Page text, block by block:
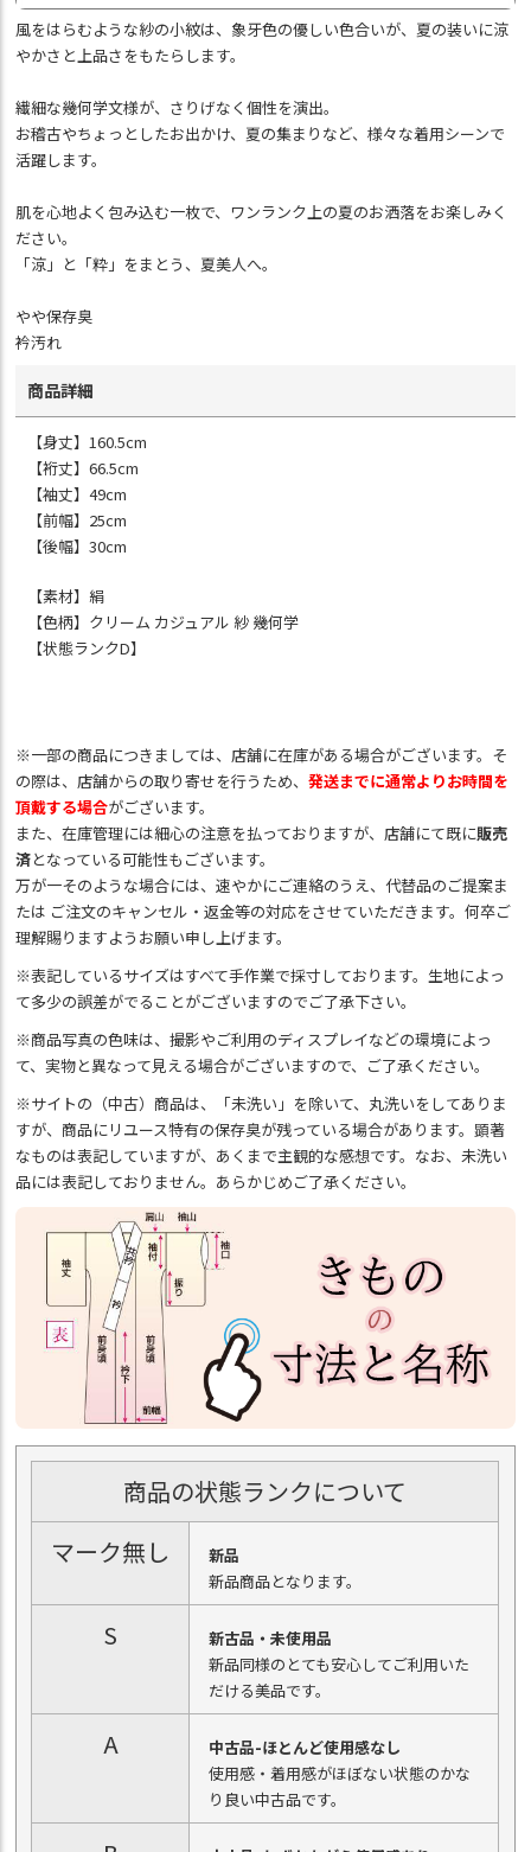
風をはらむような紗の小紋は、象牙色の優しい色合いが、夏の装いに涼
やかさと上品さをもたらします。
繊細な幾何学文様が、さりげなく個性を演出。
お稽古やちょっとしたお出かけ、夏の集まりなど、様々な着用シーンで
活躍します。
肌を心地よく包み込む一枚で、ワンランク上の夏のお洒落をお楽しみく
ださい。
「涼」と「粋」をまとう、夏美人へ。
やや保存臭
衿汚れ
商品詳細
【身丈】160.5cm
【裄丈】66.5cm
【袖丈】49cm
【前幅】25cm
【後幅】30cm
【素材】絹
【色柄】クリーム カジュアル 紗 幾何学
【状態ランクD】
※一部の商品につきましては、店舗に在庫がある場合がございます。そ
の際は、店舗からの取り寄せを行うため、発送までに通常よりお時間を
頂戴する場合がございます。
また、在庫管理には細心の注意を払っておりますが、店舗にて既に販売
済となっている可能性もございます。
万が一そのような場合には、速やかにご連絡のうえ、代替品のご提案ま
たは ご注文のキャンセル・返金等の対応をさせていただきます。何卒ご
理解賜りますようお願い申し上げます。
※表記しているサイズはすべて手作業で採寸しております。生地によっ
て多少の誤差がでることがございますのでご了承下さい。
※商品写真の色味は、撮影やご利用のディスプレイなどの環境によっ
て、実物と異なって見える場合がございますので、ご了承ください。
※サイトの（中古）商品は、「未洗い」を除いて、丸洗いをしてありま
すが、商品にリユース特有の保存臭が残っている場合があります。顕著
なものは表記していますが、あくまで主観的な感想です。なお、未洗い
品には表記しておりません。あらかじめご了承ください。
商品の状態ランクについて
マーク無し
新品
新品商品となります。
S
新古品・未使用品
新品同様のとても安心してご利用いた
だける美品です。
A
中古品-ほとんど使用感なし
使用感・着用感がほぼない状態のかな
り良い中古品です。